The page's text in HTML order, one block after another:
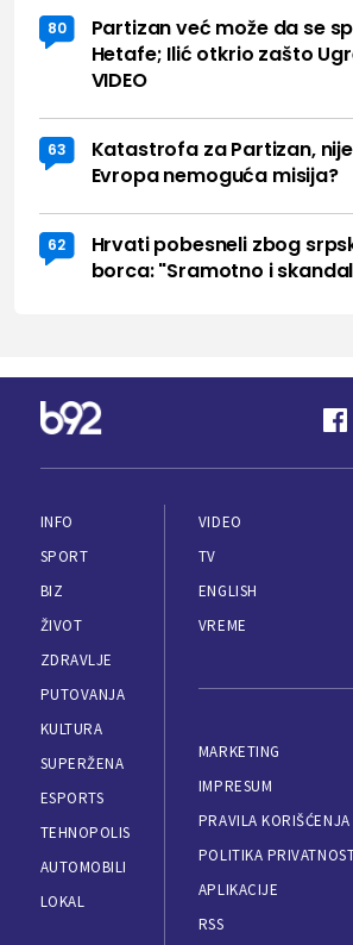
80
Partizan već može da se
Hetafe; Ilić otkrio zašto
VIDEO
63
Katastrofa za Partizan,
Evropa nemoguća misija?
62
Hrvati pobesneli zbog
borca: "Sramotno i
INFO
SPORT
BIZ
ŽIVOT
ZDRAVLJE
PUTOVANJA
KULTURA
SUPERŽENA
ESPORTS
TEHNOPOLIS
AUTOMOBILI
LOKAL
VIDEO
TV
ENGLISH
VREME
MARKETING
IMPRESUM
PRAVILA KORIŠĆENJA
POLITIKA
APLIKACIJE
RSS